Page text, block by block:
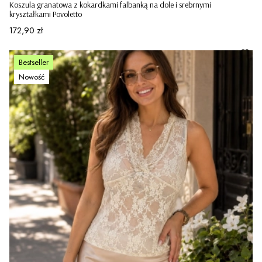
Koszula granatowa z kokardkami falbanką na dole i srebrnymi
kryształkami Povoletto
Cena
172,90 zł
Bestseller
Nowość